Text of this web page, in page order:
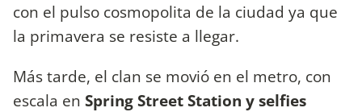
con el pulso cosmopolita de la ciudad ya que
la primavera se resiste a llegar.
Más tarde, el clan se movió en el metro, con
escala en Spring Street Station y selfies